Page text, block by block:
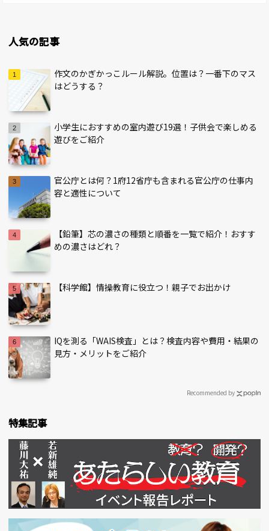
人気の記事
作文のかぎかっこルール解説。位置は？一番下のマス
はどうする？
小学生におすすめの室内遊び19選！子供会で楽しめる
遊びをご紹介
官公庁とは何？1府12省庁も含まれる官公庁の仕事内
容と適性について
【鉛筆】芯の濃さの種類と順番を一覧で紹介！おすす
めの濃さはどれ？
【科学館】情操教育に役立つ！親子でお出かけ
IQを測る「WAIS検査」とは？検査内容や費用・結果の
見方・メリットをご紹介
Recommended by
特集記事